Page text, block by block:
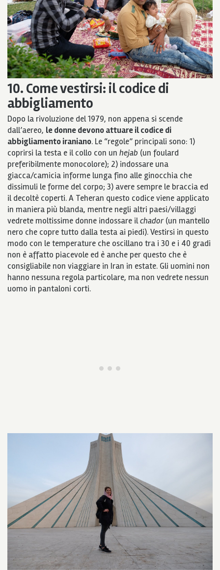
10. Come vestirsi: il codice di
abbigliamento
Dopo la rivoluzione del 1979, non appena si scende
dall’aereo, le donne devono attuare il codice di
abbigliamento iraniano. Le “regole” principali sono: 1)
coprirsi la testa e il collo con un hejab (un foulard
preferibilmente monocolore); 2) indossare una
giacca/camicia informe lunga fino alle ginocchia che
dissimuli le forme del corpo; 3) avere sempre le braccia ed
il decoltè coperti. A Teheran questo codice viene applicato
in maniera più blanda, mentre negli altri paesi/villaggi
vedrete moltissime donne indossare ilchador(un mantello
nero che copre tutto dalla testa ai piedi). Vestirsi in questo
modo con le temperature che oscillano tra i 30 e i 40 gradi
non è affatto piacevole ed è anche per questo che è
consigliabile non viaggiare in Iran in estate. Gli uomini non
hanno nessuna regola particolare, ma non vedrete nessun
uomo in pantaloni corti.